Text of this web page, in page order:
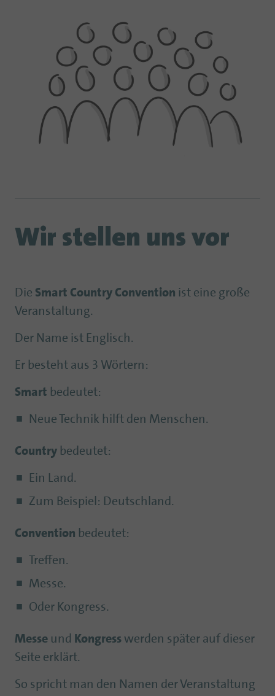
Wir stellen uns vor
Die Smart Country Convention ist eine große
Veranstaltung.
Der Name ist Englisch.
Er besteht aus 3 Wörtern:
Smart bedeutet:
Neue Technik hilft den Menschen.
Country bedeutet:
Ein Land.
Zum Beispiel: Deutschland.
Convention bedeutet:
Treffen.
Messe.
Oder Kongress.
Messe und Kongress werden später auf dieser
Seite erklärt.
So spricht man den Namen der Veranstaltung